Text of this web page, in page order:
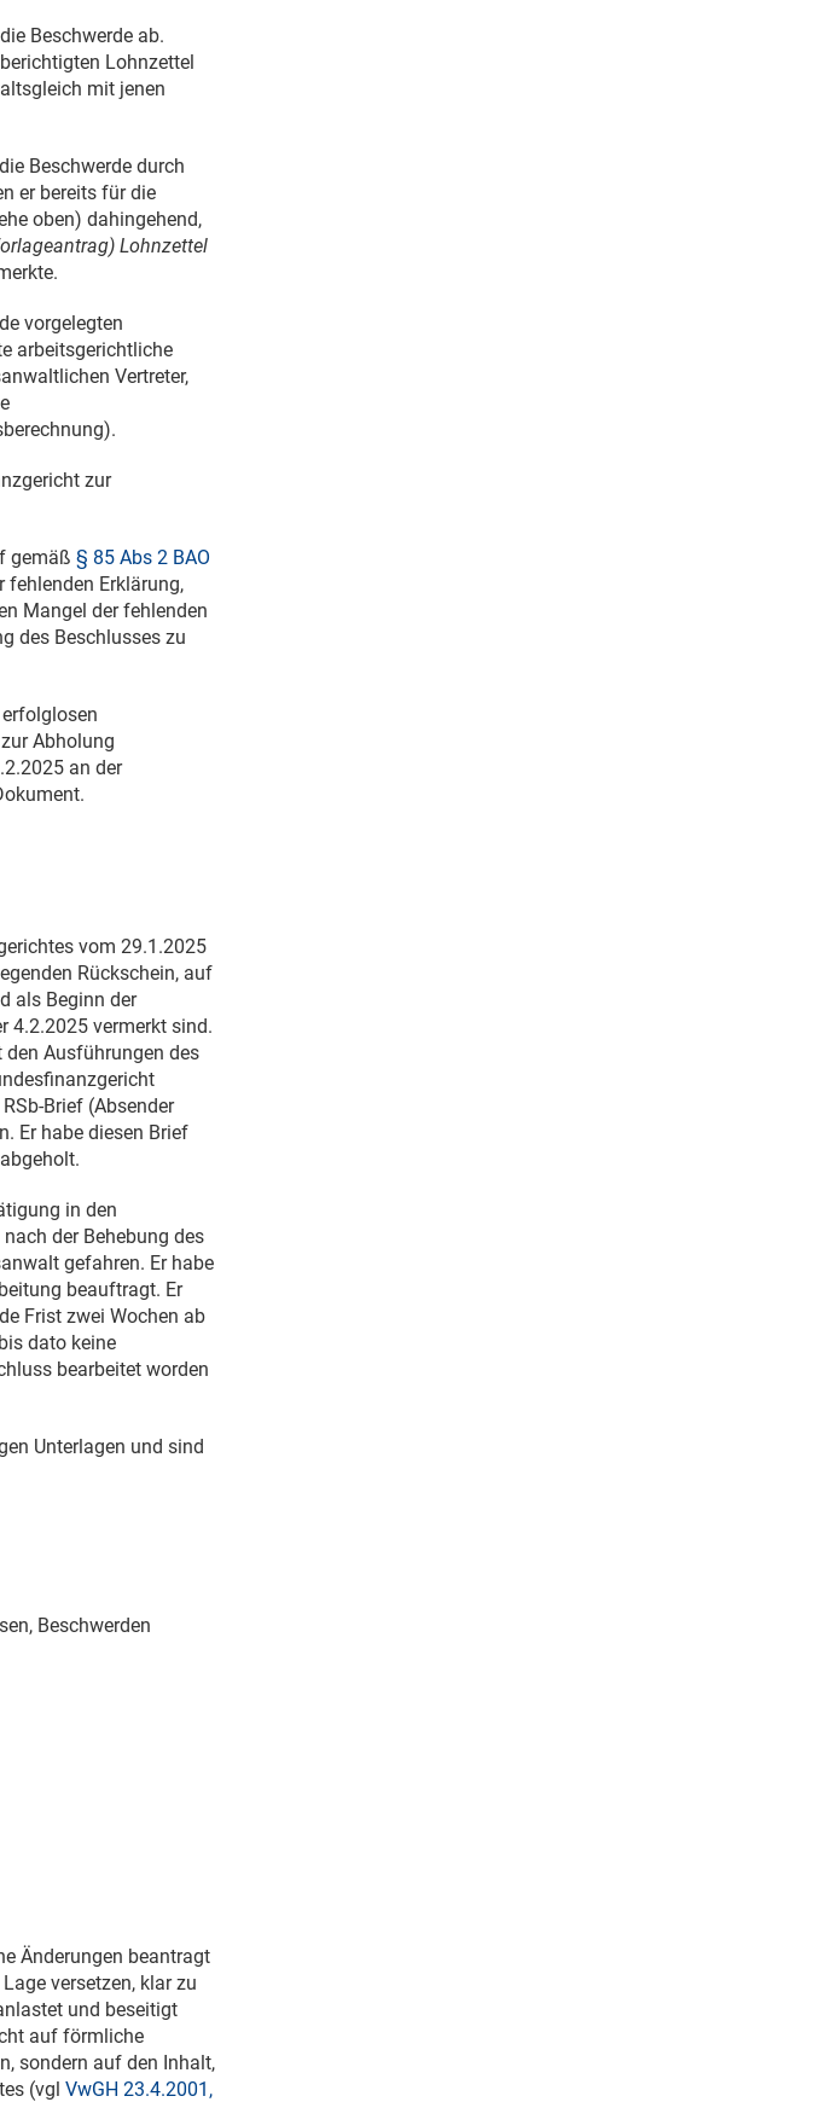
Beschwerde ab.
Lohnzettel
mit jenen
Beschwerde durch
er bereits für die
oben) dahingehend,
Lohnzettel
vorgelegten
arbeitsgerichtliche
Vertreter,
zur
gemäß§ 85 Abs 2 BAO
fehlenden Erklärung,
Mangel der fehlenden
des Beschlusses zu
zur Abholung
an der
vom29.1.2025
Rückschein, auf
als Beginn der
4.2.2025 vermerkt sind.
Ausführungen des
Brief (Absender
Er habe diesen Brief
in den
der Behebung des
gefahren. Er habe
beauftragt. Er
Frist zwei Wochen ab
dato keine
bearbeitet worden
Unterlagen und sind
Beschwerden
Änderungen beantragt
versetzen, klar zu
und beseitigt
auf förmliche
sondern auf den Inhalt,
(vglVwGH 23.4.2001,